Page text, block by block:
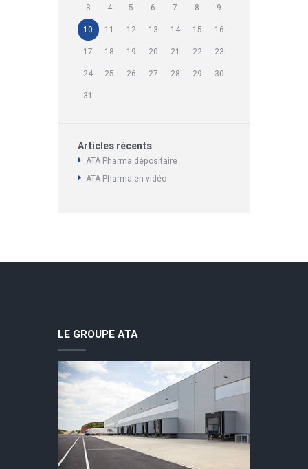
3
4 5 6 7 8
9
10
11 12 13 14 15
16
17
18 19 20 21 22
23
24
25 26 27 28 29
30
31
Articles récents
ATA Pharma dépositaire
ATA Pharma en vidéo
LE GROUPE ATA